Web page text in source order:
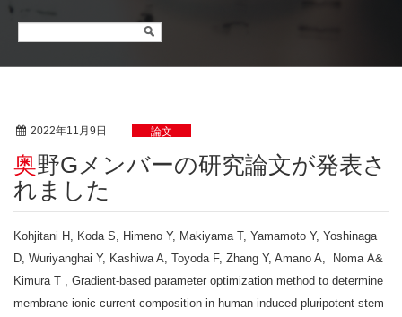
2022年11月9日 論文
奥野Gメンバーの研究論文が発表さ
れました
Kohjitani H, Koda S, Himeno Y, Makiyama T, Yamamoto Y, Yoshinaga
D, Wuriyanghai Y, Kashiwa A, Toyoda F, Zhang Y, Amano A, Noma A&
Kimura T , Gradient-based parameter optimization method to determine
membrane ionic current composition in human induced pluripotent stem